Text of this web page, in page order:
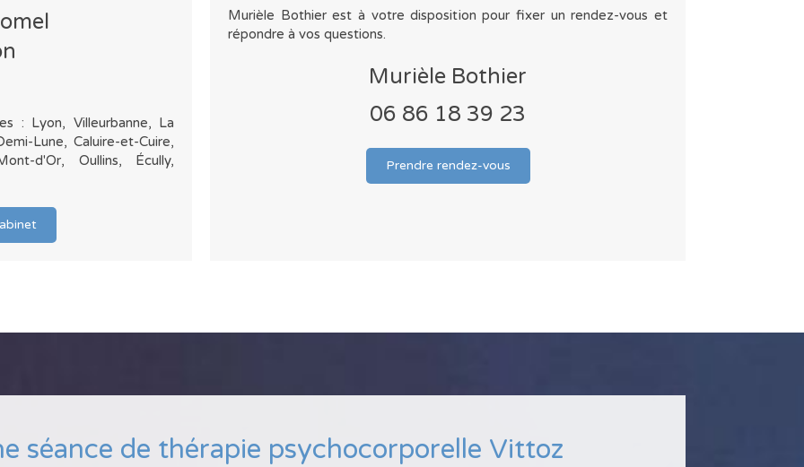
: Lyon, Villeurbanne, La
Lune, Caluire-et-Cuire,
d'Or, Oullins, Écully,
Murièle Bothier est à votre disposition pour fixer un rendez-vous et
répondre à vos questions.
Murièle Bothier
06 86 18 39 23
Prendre rendez-vous
séance de thérapie psychocorporelle Vittoz